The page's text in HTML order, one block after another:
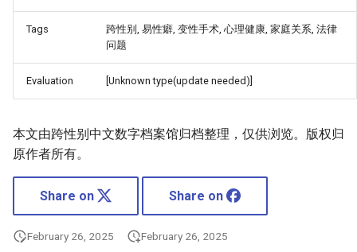
Tags
跨性别, 易性癖, 变性手术, 心理健康, 家庭关系, 法律
问题
Evaluation [Unknown type(update needed)]
本文由跨性别中文数字档案馆归档整理，仅供浏览。版权归
原作者所有。
Share on Share on
February 26, 2025 February 26, 2025